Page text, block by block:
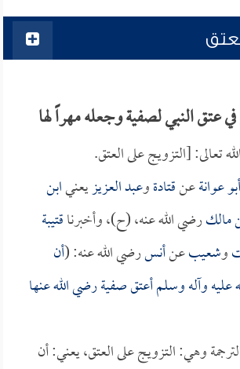
النبي لصفية وجعله مهراً لها
تعالى: [التزويج على العتق.
أبو عوانةعنقتادةوعبد العزيزيعنيابن
مالكرضي الله عنه، (ح)، وأخبرناقتيبة
وشعيبعنأنسرضي الله عنه: (أن
عليه وآله وسلم أعتقصفيةرضي الله عنها
وهي: التزويج على العتق، يعني: أن